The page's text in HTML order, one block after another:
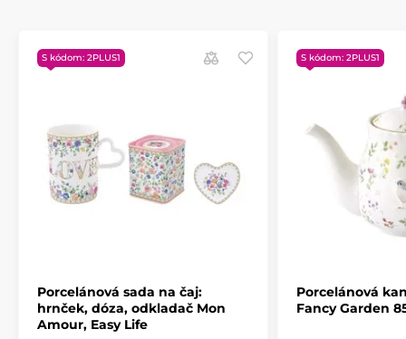
S kódom: 2PLUS1
Porcelánová sada na čaj:
hrnček, dóza, odkladač Mon
Amour, Easy Life
S kódom: 2PLUS1
Porcelánová
Fancy Garden